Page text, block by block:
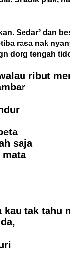
Sedar² dan
rasa nak
dorg tengah
ribut
saja
mata
kau tak tahu